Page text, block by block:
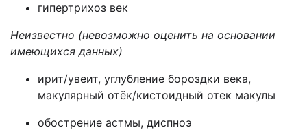
гипертрихоз век
Неизвестно (невозможно оценить на основании
имеющихся данных)
ирит/увеит, углубление бороздки века,
макулярный отёк/кистоидный отек макулы
обострение астмы, диспноэ